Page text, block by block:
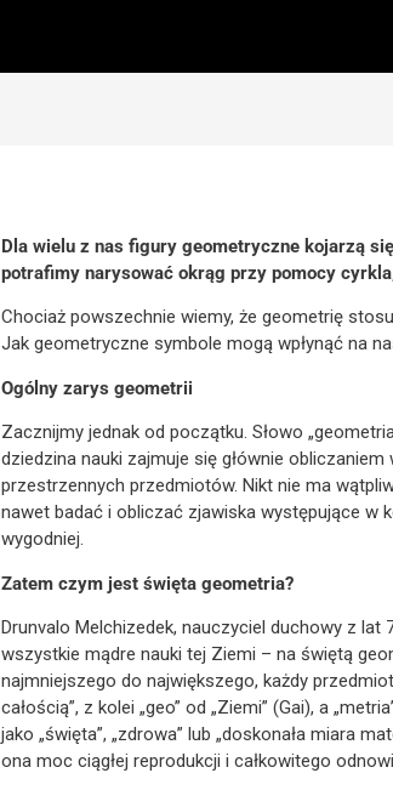
Dla wielu z nas figury geometryczne kojarzą
potrafimy narysować okrąg przy pomocy
Chociaż powszechnie wiemy, że geometrię
Jak geometryczne symbole mogą wpłynąć na
Ogólny zarys geometrii
Zacznijmy jednak od początku. Słowo
dziedzina nauki zajmuje się głównie
przestrzennych przedmiotów. Nikt nie ma
nawet badać i obliczać zjawiska występujące w
wygodniej.
Zatem czym jest święta geometria?
Drunvalo Melchizedek, nauczyciel duchowy z
wszystkie mądre nauki tej Ziemi – na świętą
najmniejszego do największego, każdy
całością”, z kolei „geo” od „Ziemi” (Gai), a
jako „święta”, „zdrowa” lub „doskonała miara
ona moc ciągłej reprodukcji i całkowitego